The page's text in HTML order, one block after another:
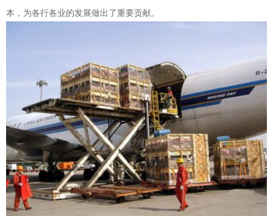
本，为各行各业的发展做出了重要贡献。